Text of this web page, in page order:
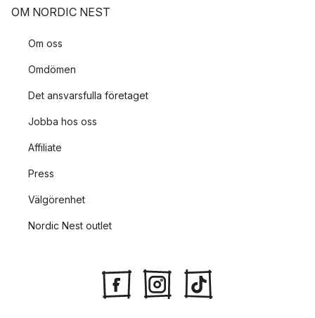
OM NORDIC NEST
Om oss
Omdömen
Det ansvarsfulla företaget
Jobba hos oss
Affiliate
Press
Välgörenhet
Nordic Nest outlet